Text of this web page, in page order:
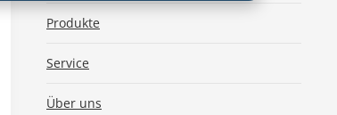
Produkte
Service
Über uns